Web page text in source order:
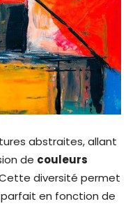
abstraites, allant
de couleurs
diversité permet
en fonction de